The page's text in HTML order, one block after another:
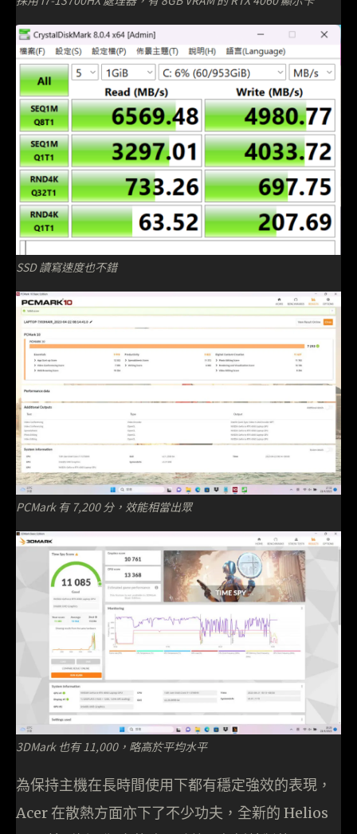
SSD 讀寫速度也不錯
PCMark 有 7,200 分，效能相當出眾
3DMark 也有 11,000，略高於平均水平
為保持主機在長時間使用下都有穩定強效的表現，
Acer 在散熱方面亦下了不少功夫，全新的 Helios